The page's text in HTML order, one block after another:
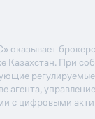
При
агента,
с цифровыми